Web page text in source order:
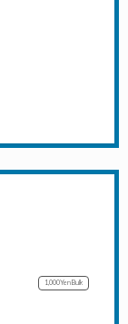
1,000YenBulk